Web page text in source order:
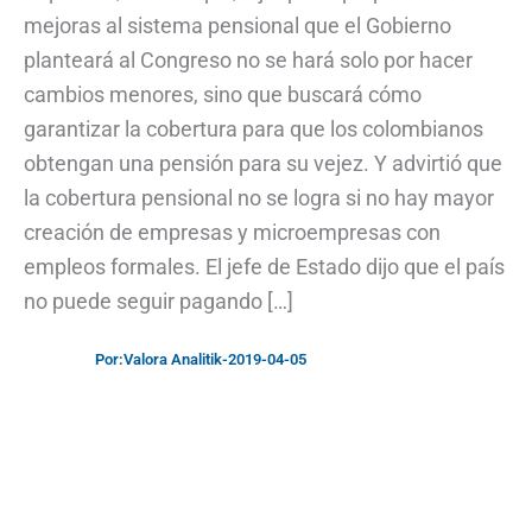
mejoras al sistema pensional que el Gobierno
planteará al Congreso no se hará solo por hacer
cambios menores, sino que buscará cómo
garantizar la cobertura para que los colombianos
obtengan una pensión para su vejez. Y advirtió que
la cobertura pensional no se logra si no hay mayor
creación de empresas y microempresas con
empleos formales. El jefe de Estado dijo que el país
no puede seguir pagando […]
Por:Valora Analitik-2019-04-05